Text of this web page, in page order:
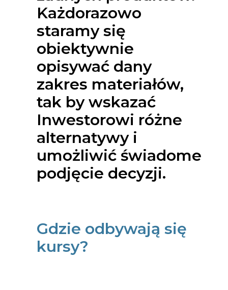
Każdorazowo
staramy się
obiektywnie
opisywać dany
zakres materiałów,
tak by wskazać
Inwestorowi różne
alternatywy i
umożliwić świadome
podjęcie decyzji.
Gdzie odbywają się
kursy?